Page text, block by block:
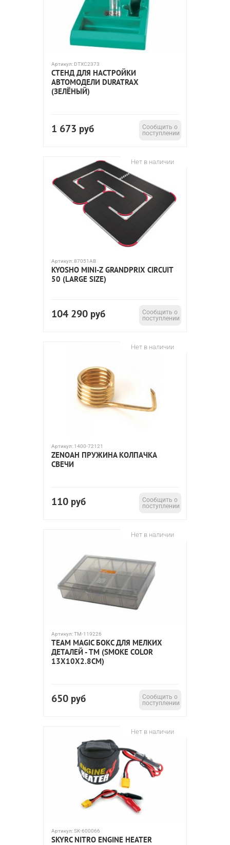
Артикул: DTXC2373
СТЕНД ДЛЯ НАСТРОЙКИ
АВТОМОДЕЛИ DURATRAX
(ЗЕЛЁНЫЙ)
1 673 руб
Сообщить о
поступлении
Нет в наличии
Артикул:87051AB
KYOSHO MINI-Z GRANDPRIX CIRCUIT
50 (LARGE SIZE)
104 290 руб
Сообщить о
поступлении
Нет в наличии
Артикул: 1400-72121
ZENOAH ПРУЖИНА КОЛПАЧКА
СВЕЧИ
110 руб
Сообщить о
поступлении
Нет в наличии
Артикул:TM-119226
TEAM MAGIC БОКС ДЛЯ МЕЛКИХ
ДЕТАЛЕЙ - TM (SMOKE COLOR
13X10X2.8CM)
650 руб
Сообщить о
поступлении
Нет в наличии
Артикул:SK-600066
SKYRC NITRO ENGINE HEATER